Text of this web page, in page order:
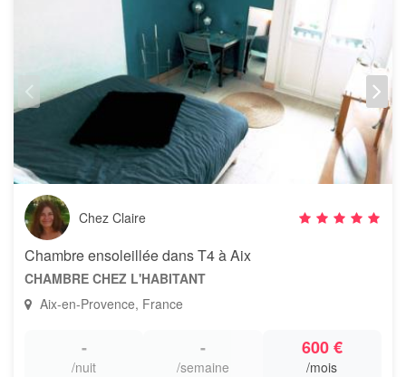
Chez Claire
Chambre ensoleillée dans T4 à Aix
CHAMBRE CHEZ L'HABITANT
Aix-en-Provence, France
-
/nuit
-
/semaine
600 €
/mois